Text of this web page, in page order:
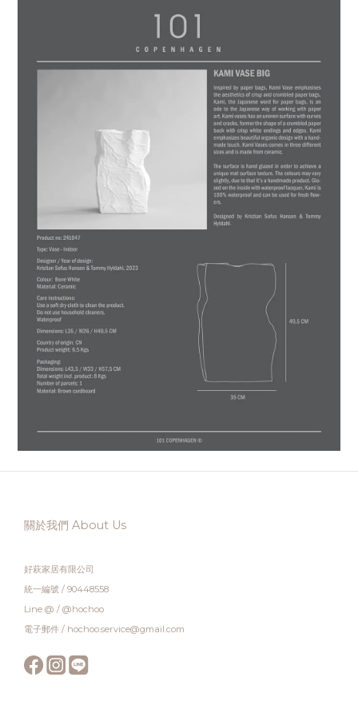
關於我們 About Us
好萩家居有限公司
統一編號 / 90448558
Line @ / @hochoo
電子郵件 / hochoo.service@gmail.com